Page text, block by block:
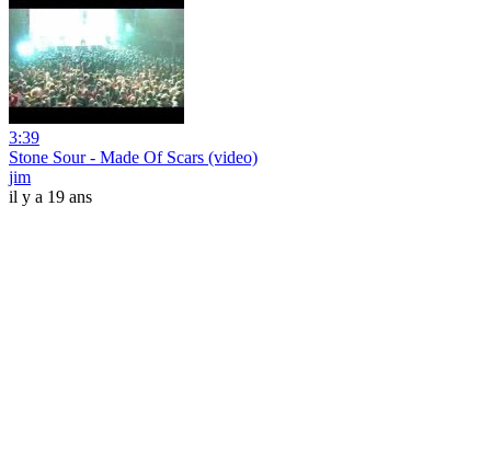
3:39
Stone Sour - Made Of Scars (video)
jim
il y a 19 ans